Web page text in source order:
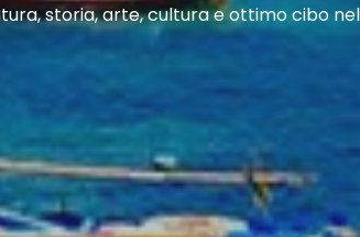
storia, arte, cultura e ottimo cibo